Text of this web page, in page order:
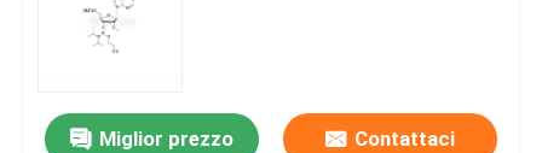
Miglior prezzo Contattaci